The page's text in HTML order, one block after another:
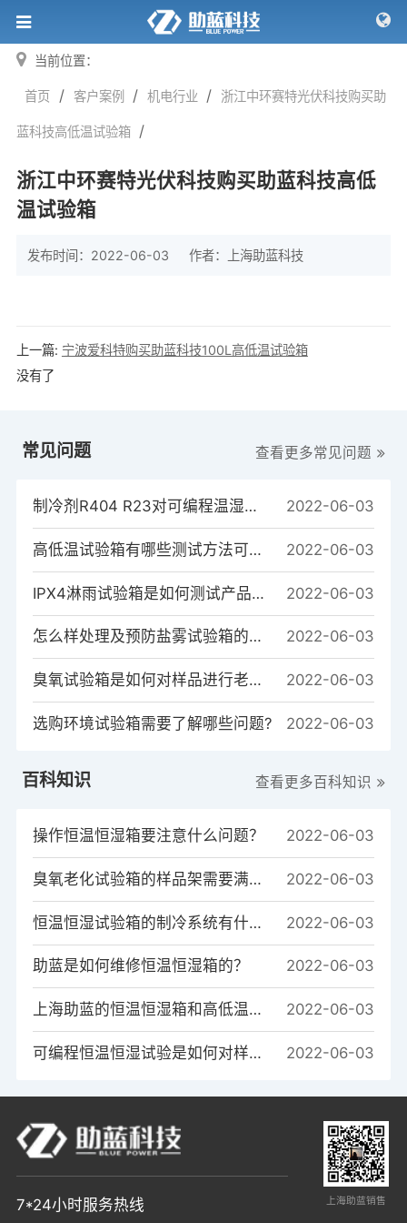
当前位置：
首页 / 客户案例 / 机电行业 / 浙江中环赛特光伏科技购买助
蓝科技高低温试验箱 /
浙江中环赛特光伏科技购买助蓝科技高低
温试验箱
发布时间：2022-06-03 作者： 上海助蓝科技
上一篇: 宁波爱科特购买助蓝科技100L高低温试验箱
没有了
常见问题 查看更多常见问题
制冷剂R404 R23对可编程温湿度试验箱制冷系统的重要性 2022-06-03
高低温试验箱有哪些测试方法可以测试样品？ 2022-06-03
IPX4淋雨试验箱是如何测试产品的？ 2022-06-03
怎么样处理及预防盐雾试验箱的常见故障 2022-06-03
臭氧试验箱是如何对样品进行老化测试的？ 2022-06-03
选购环境试验箱需要了解哪些问题? 2022-06-03
百科知识 查看更多百科知识
操作恒温恒湿箱要注意什么问题？ 2022-06-03
臭氧老化试验箱的样品架需要满足哪些条件? 2022-06-03
恒温恒湿试验箱的制冷系统有什么作用？ 2022-06-03
助蓝是如何维修恒温恒湿箱的？ 2022-06-03
上海助蓝的恒温恒湿箱和高低温箱的系统区别是什么？ 2022-06-03
可编程恒温恒湿试验是如何对样品进行温度测试的？ 2022-06-03
7*24小时服务热线 上海助蓝销售